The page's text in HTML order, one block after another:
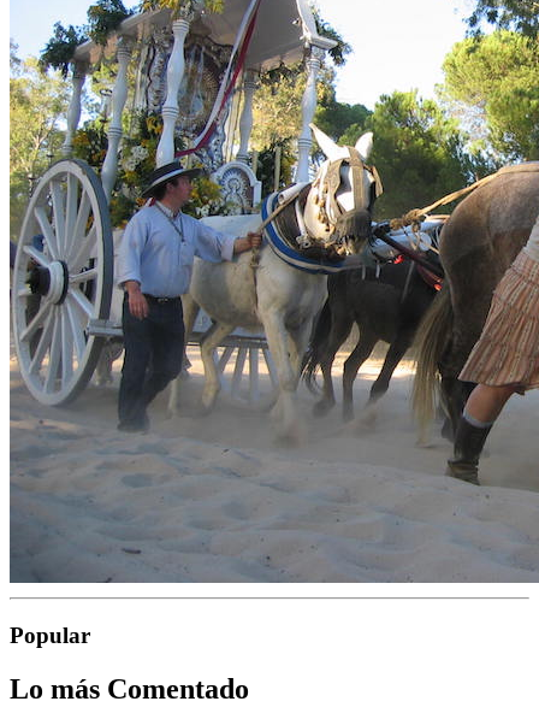
Popular
Lo más Comentado